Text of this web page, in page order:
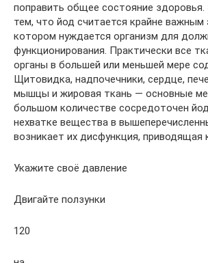
поправить общее состояние здоровья.
тем, что йод считается крайне важным
котором нуждается организм для
функционирования. Практически все
органы в большей или меньшей мере
Щитовидка, надпочечники, сердце,
мышцы и жировая ткань — основные
большом количестве сосредоточен
нехватке вещества в
возникает их дисфункция, приводящая
Укажите своё давление
Двигайте ползунки
120